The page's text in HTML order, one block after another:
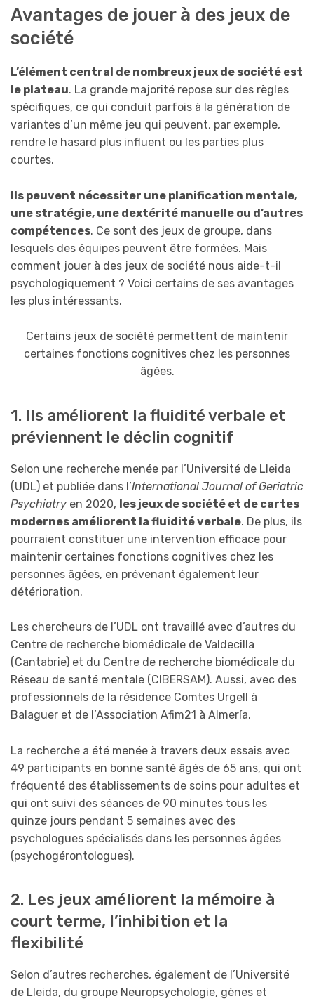
Avantages de jouer à des jeux de
société
L’élément central de nombreux jeux de société est
le plateau. La grande majorité repose sur des règles
spécifiques, ce qui conduit parfois à la génération de
variantes d’un même jeu qui peuvent, par exemple,
rendre le hasard plus influent ou les parties plus
courtes.
Ils peuvent nécessiter une planification mentale,
une stratégie, une dextérité manuelle ou d’autres
compétences. Ce sont des jeux de groupe, dans
lesquels des équipes peuvent être formées. Mais
comment jouer à des jeux de société nous aide-t-il
psychologiquement ? Voici certains de ses avantages
les plus intéressants.
Certains jeux de société permettent de maintenir
certaines fonctions cognitives chez les personnes
âgées.
1. Ils améliorent la fluidité verbale et
préviennent le déclin cognitif
Selon une recherche menée par l’Université de Lleida
(UDL) et publiée dans l’International Journal of Geriatric
Psychiatry en 2020, les jeux de société et de cartes
modernes améliorent la fluidité verbale. De plus, ils
pourraient constituer une intervention efficace pour
maintenir certaines fonctions cognitives chez les
personnes âgées, en prévenant également leur
détérioration.
Les chercheurs de l’UDL ont travaillé avec d’autres du
Centre de recherche biomédicale de Valdecilla
(Cantabrie) et du Centre de recherche biomédicale du
Réseau de santé mentale (CIBERSAM). Aussi, avec des
professionnels de la résidence Comtes Urgell à
Balaguer et de l’Association Afim21 à Almería.
La recherche a été menée à travers deux essais avec
49 participants en bonne santé âgés de 65 ans, qui ont
fréquenté des établissements de soins pour adultes et
qui ont suivi des séances de 90 minutes tous les
quinze jours pendant 5 semaines avec des
psychologues spécialisés dans les personnes âgées
(psychogérontologues).
2. Les jeux améliorent la mémoire à
court terme, l’inhibition et la
flexibilité
Selon d’autres recherches, également de l’Université
de Lleida, du groupe Neuropsychologie, gènes et